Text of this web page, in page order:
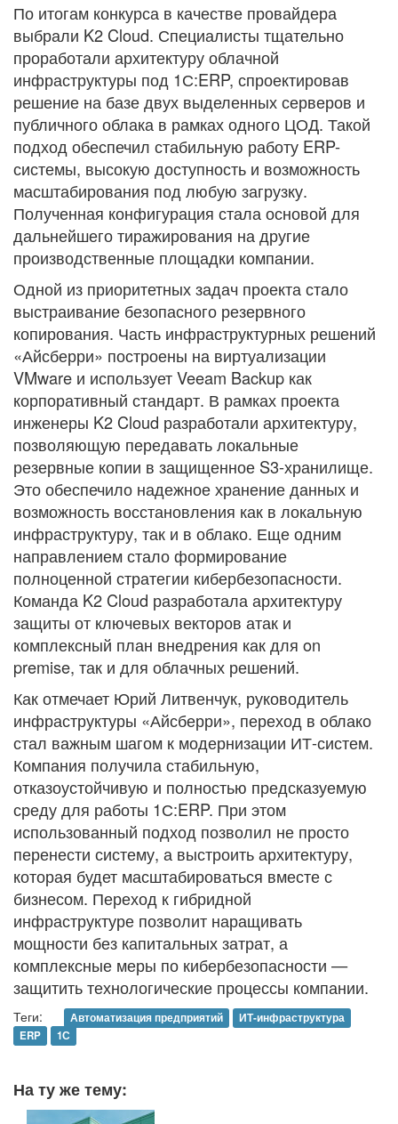
По итогам конкурса в качестве провайдера
выбрали K2 Cloud. Специалисты тщательно
проработали архитектуру облачной
инфраструктуры под 1С:ERP, спроектировав
решение на базе двух выделенных серверов и
публичного облака в рамках одного ЦОД. Такой
подход обеспечил стабильную работу ERP-
системы, высокую доступность и возможность
масштабирования под любую загрузку.
Полученная конфигурация стала основой для
дальнейшего тиражирования на другие
производственные площадки компании.
Одной из приоритетных задач проекта стало
выстраивание безопасного резервного
копирования. Часть инфраструктурных решений
«Айсберри» построены на виртуализации
VMware и использует Veeam Backup как
корпоративный стандарт. В рамках проекта
инженеры K2 Cloud разработали архитектуру,
позволяющую передавать локальные
резервные копии в защищенное S3-хранилище.
Это обеспечило надежное хранение данных и
возможность восстановления как в локальную
инфраструктуру, так и в облако. Еще одним
направлением стало формирование
полноценной стратегии кибербезопасности.
Команда K2 Cloud разработала архитектуру
защиты от ключевых векторов атак и
комплексный план внедрения как для on
premise, так и для облачных решений.
Как отмечает Юрий Литвенчук, руководитель
инфраструктуры «Айсберри», переход в облако
стал важным шагом к модернизации ИТ-систем.
Компания получила стабильную,
отказоустойчивую и полностью предсказуемую
среду для работы 1С:ERP. При этом
использованный подход позволил не просто
перенести систему, а выстроить архитектуру,
которая будет масштабироваться вместе с
бизнесом. Переход к гибридной
инфраструктуре позволит наращивать
мощности без капитальных затрат, а
комплексные меры по кибербезопасности —
защитить технологические процессы компании.
Теги: Автоматизация предприятий
ИТ-инфраструктура
ERP
1С
На ту же тему: